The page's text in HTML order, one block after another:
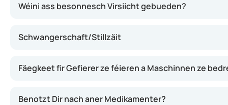
Wéini ass besonnesch Virsiicht gebueden?
Schwangerschaft/Stillzäit
Fäegkeet fir Gefierer ze féieren a Maschinnen ze
Benotzt Dir nach aner Medikamenter?